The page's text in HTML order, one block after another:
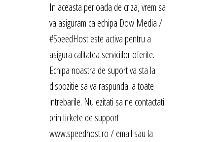
In aceasta perioada de criza, vrem sa
va asiguram ca echipa Dow Media /
#SpeedHost este activa pentru a
asigura calitatea serviciilor oferite.
Echipa noastra de suport va sta la
dispozitie sa va raspunda la toate
intrebarile. Nu ezitati sa ne contactati
prin tickete de support
www.speedhost.ro / email sau la